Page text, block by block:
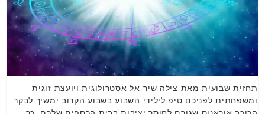
תחזית שבועית מאת צילה שיר-אל אסטרולוגית ויועצת זוגית
ומשפחתית לפניכם טיפ לילידי השבוע בשבוע הקרוב ימשיך לבקר